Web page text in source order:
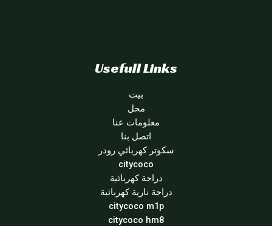
Usefull Links
بيت
محل
معلومات عنا
اتصل بنا
سكوتر كهربائي رودر
citycoco
دراجة كهربائية
دراجة نارية كهربائية
citycoco m1p
citycoco hm8